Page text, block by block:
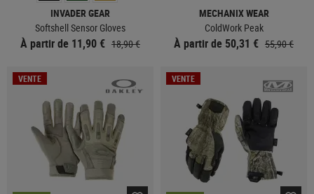
INVADER GEAR
Softshell Sensor Gloves
À partir de 11,90 € 18,90 €
MECHANIX WEAR
ColdWork Peak
À partir de 50,31 € 55,90 €
VENTE VENTE